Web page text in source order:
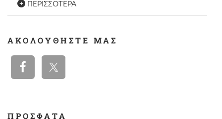
ΠΕΡΙΣΣΌΤΕΡΑ
ΑΚΟΛΟΥΘΉΣΤΕ ΜΑΣ
ΠΡΟΣΦΑΤΑ